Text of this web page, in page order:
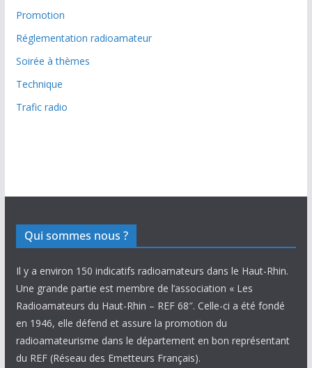
Promotion
Réglementation radioamateur
Soirée à thèmes
Technique
Trafic radio
Qui sommes nous ?
Il y a environ 150 indicatifs radioamateurs dans le Haut-Rhin.
Une grande partie est membre de l’association « Les
Radioamateurs du Haut-Rhin – REF 68″. Celle-ci a été fondé
en 1946, elle défend et assure la promotion du
radioamateurisme dans le département en bon représentant
du REF (Réseau des Emetteurs Français).